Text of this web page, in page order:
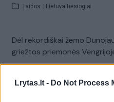
Lrytas.lt - Do Not Process
Laidos Lietuva tiesiogiai
Dėl rekordiškai žemo
griežtos priemonės